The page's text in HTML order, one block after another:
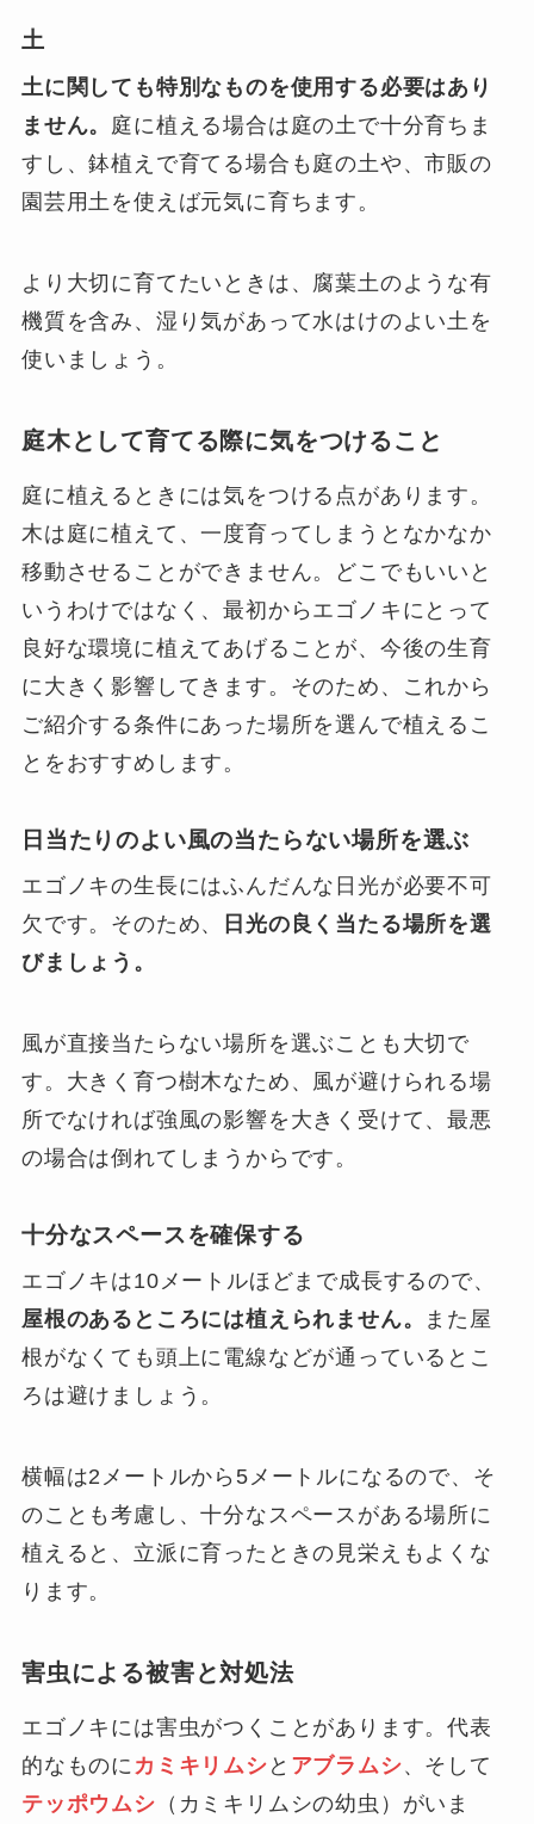
土
土に関しても特別なものを使用する必要はあり
ません。 庭に植える場合は庭の土で十分育ちま
すし、鉢植えで育てる場合も庭の土や、市販の
園芸用土を使えば元気に育ちます。
より大切に育てたいときは、腐葉土のような有
機質を含み、湿り気があって水はけのよい土を
使いましょう。
庭木として育てる際に気をつけること
庭に植えるときには気をつける点があります。
木は庭に植えて、一度育ってしまうとなかなか
移動させることができません。どこでもいいと
いうわけではなく、最初からエゴノキにとって
良好な環境に植えてあげることが、今後の生育
に大きく影響してきます。そのため、これから
ご紹介する条件にあった場所を選んで植えるこ
とをおすすめします。
日当たりのよい風の当たらない場所を選ぶ
エゴノキの生長にはふんだんな日光が必要不可
欠です。そのため、
日光の良く当たる場所を選
びましょう。
風が直接当たらない場所を選ぶことも大切で
す。大きく育つ樹木なため、風が避けられる場
所でなければ強風の影響を大きく受けて、最悪
の場合は倒れてしまうからです。
十分なスペースを確保する
エゴノキは10メートルほどまで成長するので、
屋根のあるところには植えられません。
また屋
根がなくても頭上に電線などが通っているとこ
ろは避けましょう。
横幅は2メートルから5メートルになるので、そ
のことも考慮し、十分なスペースがある場所に
植えると、立派に育ったときの見栄えもよくな
ります。
害虫による被害と対処法
エゴノキには害虫がつくことがあります。代表
的なものに カミキリムシ と アブラムシ、そして
テッポウムシ （カミキリムシの幼虫）がいま